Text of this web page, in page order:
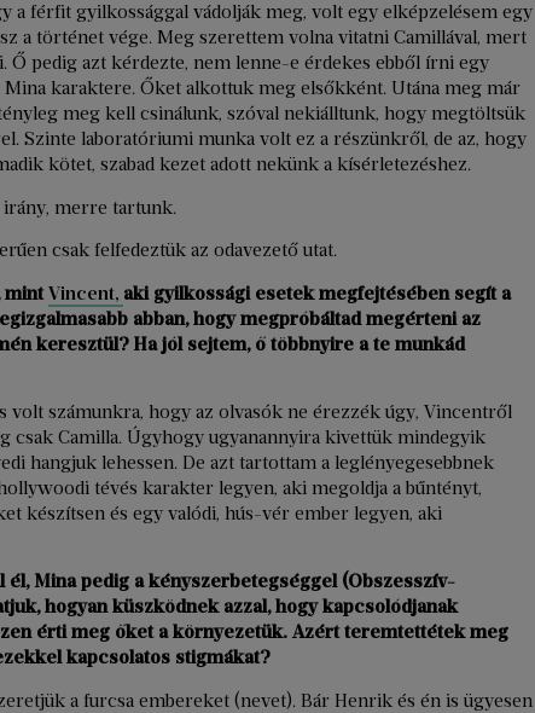
a férfit gyilkossággal vádolják meg, volt egy elképzelésem egy
a történet vége. Meg szerettem volna vitatni Camillával, mert
pedig azt kérdezte, nem lenne-e érdekes ebből írni egy
karaktere. Őket alkottuk meg elsőkként. Utána meg már
meg kell csinálunk, szóval nekiálltunk, hogy megtöltsük
Szinte laboratóriumi munka volt ez a részünkről, de az, hogy
kötet, szabad kezet adott nekünk a kísérletezéshez.
irány, merre tartunk.
csak felfedeztük az odavezető utat.
mintVincent, aki gyilkossági esetek megfejtésében segít a
abban, hogy megpróbáltad megérteni az
keresztül? Ha jól sejtem, ő többnyire a te munkád
volt számunkra, hogy az olvasók ne érezzék úgy, Vincentről
csak Camilla. Úgyhogy ugyanannyira kivettük mindegyik
hangjuk lehessen. De azt tartottam a leglényegesebbnek
tévés karakter legyen, aki megoldja a bűntényt,
készítsen és egy valódi, hús-vér ember legyen, aki
Mina pedig a kényszerbetegséggel (Obszesszív-
hogyan küszködnek azzal, hogy kapcsolódjanak
érti meg őket a környezetük. Azért teremtettétek meg
kapcsolatos stigmákat?
a furcsa embereket (nevet). Bár Henrik és én is ügyesen